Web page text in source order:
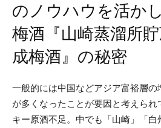
のノウハウを活か
梅酒『山崎蒸溜所
成梅酒』の秘密
一般的には中国などアジア富裕層
が多くなったことが要因と考えら
キー原酒不足。中でも「山崎」「白